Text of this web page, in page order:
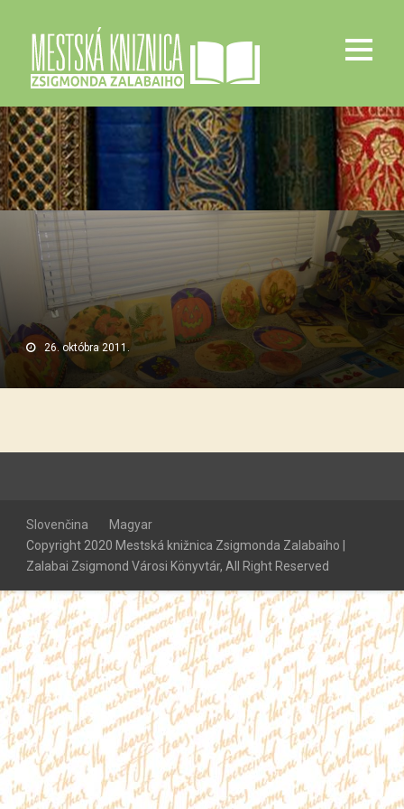
26. októbra 2011.
Slovenčina
Magyar
Copyright 2020 Mestská knižnica Zsigmonda Zalabaiho |
Zalabai Zsigmond Városi Könyvtár, All Right Reserved